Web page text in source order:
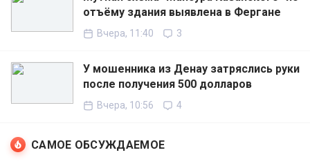
отъёму здания выявлена в Фергане
Вчера, 11:40 3
У мошенника из Денау затряслись руки
после получения 500 долларов
Вчера, 10:56 4
САМОЕ ОБСУЖДАЕМОЕ